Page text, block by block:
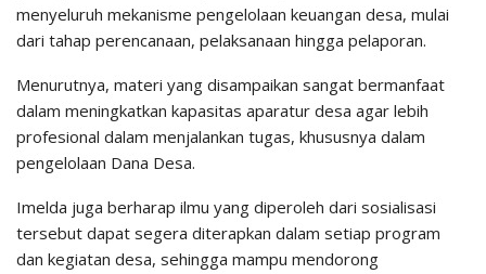
menyeluruh mekanisme pengelolaan keuangan desa, mulai
dari tahap perencanaan, pelaksanaan hingga pelaporan.
Menurutnya, materi yang disampaikan sangat bermanfaat
dalam meningkatkan kapasitas aparatur desa agar lebih
profesional dalam menjalankan tugas, khususnya dalam
pengelolaan Dana Desa.
Imelda juga berharap ilmu yang diperoleh dari sosialisasi
tersebut dapat segera diterapkan dalam setiap program
dan kegiatan desa, sehingga mampu mendorong